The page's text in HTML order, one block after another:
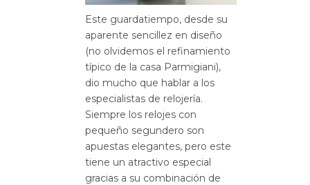
Este guardatiempo, desde su
aparente sencillez en diseño
(no olvidemos el refinamiento
típico de la casa Parmigiani),
dio mucho que hablar a los
especialistas de relojería.
Siempre los relojes con
pequeño segundero son
apuestas elegantes, pero este
tiene un atractivo especial
gracias a su combinación de